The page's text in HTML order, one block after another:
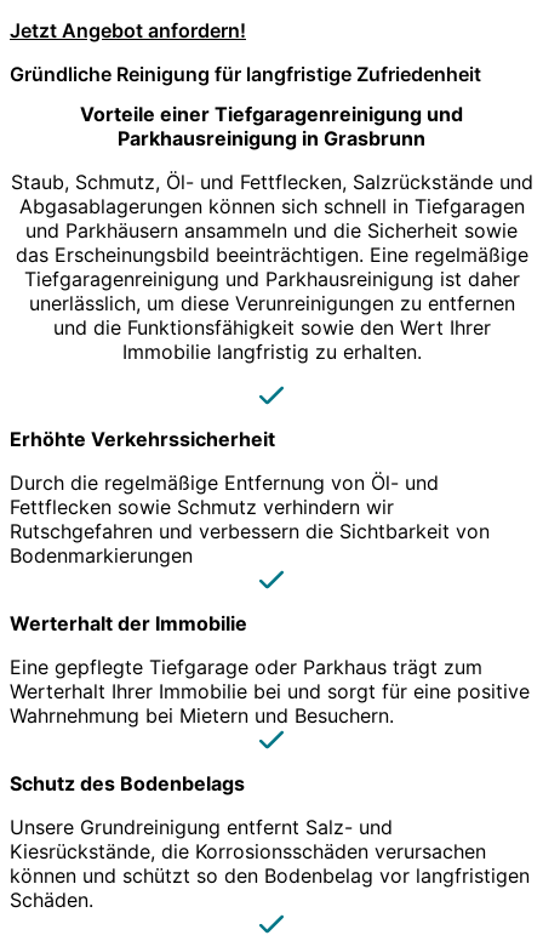
Jetzt Angebot anfordern!
Gründliche Reinigung für langfristige Zufriedenheit
Vorteile einer Tiefgaragenreinigung und
Parkhausreinigung in Grasbrunn
Staub, Schmutz, Öl- und Fettflecken, Salzrückstände und
Abgasablagerungen können sich schnell in Tiefgaragen
und Parkhäusern ansammeln und die Sicherheit sowie
das Erscheinungsbild beeinträchtigen. Eine regelmäßige
Tiefgaragenreinigung und Parkhausreinigung ist daher
unerlässlich, um diese Verunreinigungen zu entfernen
und die Funktionsfähigkeit sowie den Wert Ihrer
Immobilie langfristig zu erhalten.
Erhöhte Verkehrssicherheit
Durch die regelmäßige Entfernung von Öl- und
Fettflecken sowie Schmutz verhindern wir
Rutschgefahren und verbessern die Sichtbarkeit von
Bodenmarkierungen
Werterhalt der Immobilie
Eine gepflegte Tiefgarage oder Parkhaus trägt zum
Werterhalt Ihrer Immobilie bei und sorgt für eine positive
Wahrnehmung bei Mietern und Besuchern.
Schutz des Bodenbelags
Unsere Grundreinigung entfernt Salz- und
Kiesrückstände, die Korrosionsschäden verursachen
können und schützt so den Bodenbelag vor langfristigen
Schäden.